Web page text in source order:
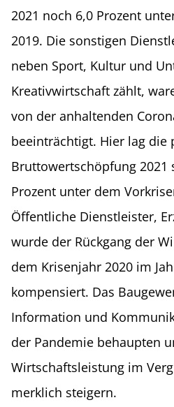
2021 noch 6,0 Prozent
2019. Die sonstigen
neben Sport, Kultur und
Kreativwirtschaft zählt,
von der anhaltenden
beeinträchtigt. Hier lag die
Bruttowertschöpfung 2021
Prozent unter dem
Öffentliche Dienstleister,
wurde der Rückgang der
dem Krisenjahr 2020 im
kompensiert. Das
Information und
der Pandemie behaupten
Wirtschaftsleistung im
merklich steigern.